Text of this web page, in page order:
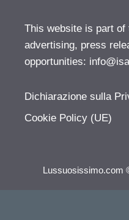
This website is part
advertising, press
opportunities:
Dichiarazione sulla
Cookie Policy (UE)
Lussuosissimo.com